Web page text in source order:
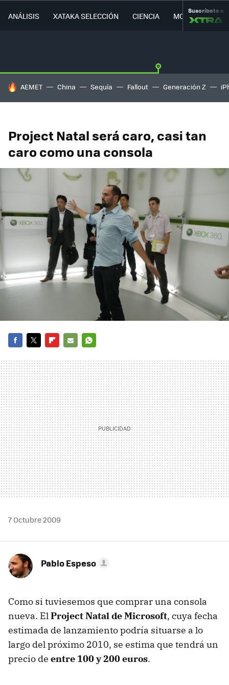
ANÁLISIS XATAKA SELECCIÓN CIENCIA MOVILIDAD
Suscríbete a
HOY SE HABLA DE
AEMET China Sequía Fallout Generación Z
Project Natal será caro, casi tan
caro como una consola
MAIL
7 Octubre 2009
Pablo Espeso
Como si tuviesemos que comprar una consola
nueva. ElProject Natal de Microsoft, cuya fecha
estimada de lanzamiento podría situarse a lo
largo del próximo 2010, se estima que tendrá un
precio de entre 100 y 200 euros.